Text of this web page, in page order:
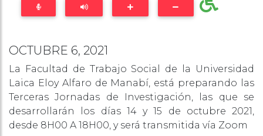
OCTUBRE 6, 2021
La Facultad de Trabajo Social de la Universidad
Laica Eloy Alfaro de Manabí, está preparando las
Terceras Jornadas de Investigación, las que se
desarrollarán los días 14 y 15 de octubre 2021,
desde 8H00 A 18H00, y será transmitida vía Zoom